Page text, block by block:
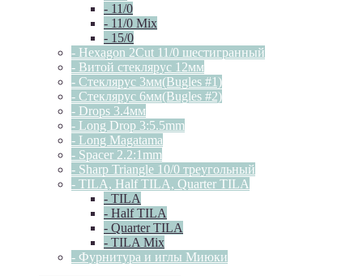
- 11/0
- 11/0 Mix
- 15/0
- Hexagon 2Cut 11/0 шестигранный
- Витой стеклярус 12мм
- Стеклярус 3мм(Bugles #1)
- Стеклярус 6мм(Bugles #2)
- Drops 3.4мм
- Long Drop 3:5.5mm
- Long Magatama
- Spacer 2.2:1mm
- Sharp Triangle 10/0 треугольный
- TILA, Half TILA, Quarter TILA
- TILA
- Half TILA
- Quarter TILA
- TILA Mix
- Фурнитура и иглы Миюки